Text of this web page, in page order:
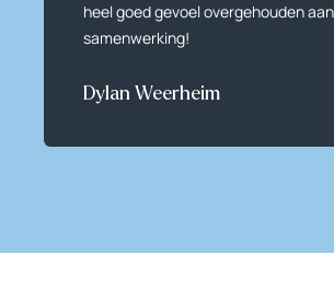
heel goed gevoel overgehouden
samenwerking!
Dylan Weerheim